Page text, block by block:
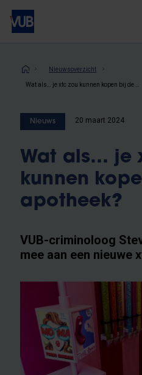
Overslaan
naar
inhoud
Nieuwsoverzicht
Nieuws 20 maart 2024
Wat als… je
kunnen
apotheek?
VUB-criminoloog
mee aan een nieuwe